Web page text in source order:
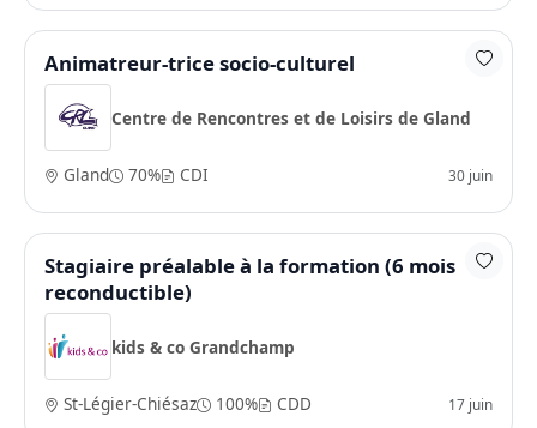
Animatreur-trice socio-culturel
Centre de Rencontres et de Loisirs de Gland
Gland 70% CDI 30 juin
Stagiaire préalable à la formation (6 mois
reconductible)
kids & co Grandchamp
St-Légier-Chiésaz 100% CDD 17 juin